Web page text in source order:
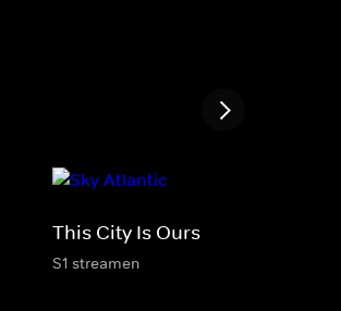
This City Is Ours
S1 streamen